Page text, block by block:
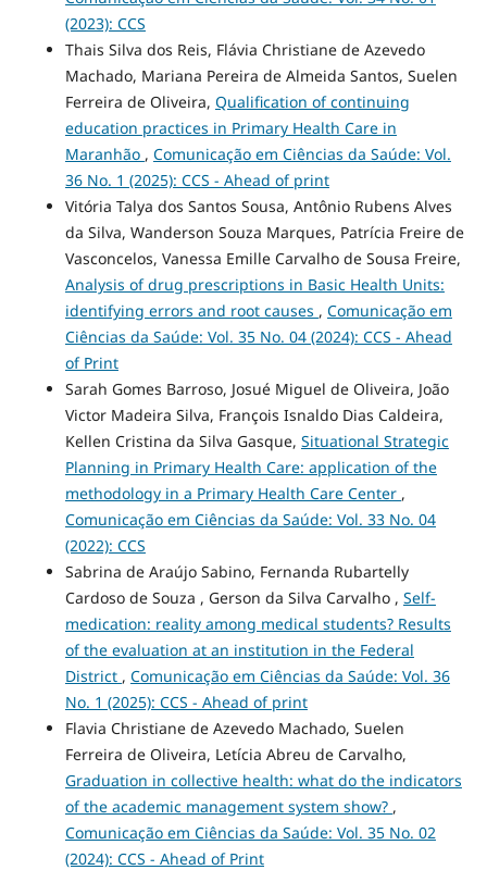
(2023): CCS
Thais Silva dos Reis, Flávia Christiane de Azevedo
Machado, Mariana Pereira de Almeida Santos, Suelen
Ferreira de Oliveira, Qualification of continuing
education practices in Primary Health Care in
Maranhão , Comunicação em Ciências da Saúde: Vol.
36 No. 1 (2025): CCS - Ahead of print
Vitória Talya dos Santos Sousa, Antônio Rubens Alves
da Silva, Wanderson Souza Marques, Patrícia Freire de
Vasconcelos, Vanessa Emille Carvalho de Sousa Freire,
Analysis of drug prescriptions in Basic Health Units:
identifying errors and root causes , Comunicação em
Ciências da Saúde: Vol. 35 No. 04 (2024): CCS - Ahead
of Print
Sarah Gomes Barroso, Josué Miguel de Oliveira, João
Victor Madeira Silva, François Isnaldo Dias Caldeira,
Kellen Cristina da Silva Gasque, Situational Strategic
Planning in Primary Health Care: application of the
methodology in a Primary Health Care Center ,
Comunicação em Ciências da Saúde: Vol. 33 No. 04
(2022): CCS
Sabrina de Araújo Sabino, Fernanda Rubartelly
Cardoso de Souza , Gerson da Silva Carvalho , Self-
medication: reality among medical students? Results
of the evaluation at an institution in the Federal
District , Comunicação em Ciências da Saúde: Vol. 36
No. 1 (2025): CCS - Ahead of print
Flavia Christiane de Azevedo Machado, Suelen
Ferreira de Oliveira, Letícia Abreu de Carvalho,
Graduation in collective health: what do the indicators
of the academic management system show? ,
Comunicação em Ciências da Saúde: Vol. 35 No. 02
(2024): CCS - Ahead of Print